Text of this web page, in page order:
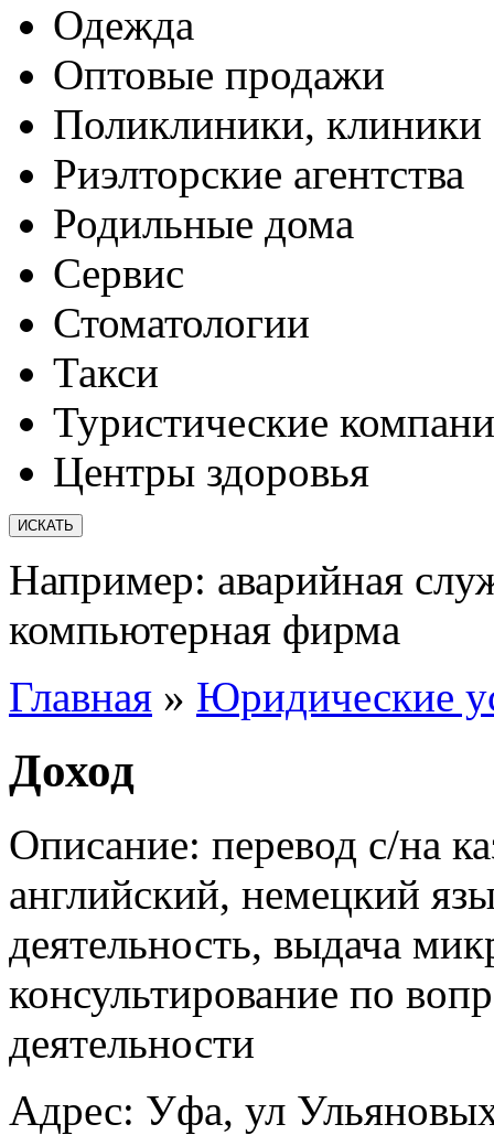
Одежда
Оптовые продажи
Поликлиники, клиники
Риэлторские агентства
Родильные дома
Сервис
Стоматологии
Такси
Туристические
Центры здоровья
Например: аварийная
компьютерная фирма
Главная » Юридические
Доход
Описание: перевод с/на
английский, немецкий
деятельность, выдача
консультирование по
деятельности
Адрес: Уфа, ул